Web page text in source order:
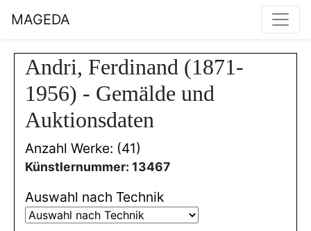
MAGEDA
Andri, Ferdinand (1871-
1956) - Gemälde und
Auktionsdaten
Anzahl Werke: (41)
Künstlernummer: 13467
Auswahl nach Technik